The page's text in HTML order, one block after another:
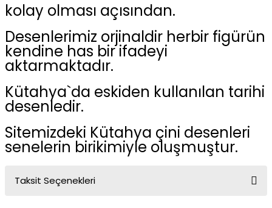
kolay olması açısından.
Desenlerimiz orjinaldir herbir figürün
kendine has bir ifadeyi
aktarmaktadır.
Kütahya`da eskiden kullanılan tarihi
desenledir.
Sitemizdeki Kütahya çini desenleri
senelerin birikimiyle oluşmuştur.
Taksit Seçenekleri